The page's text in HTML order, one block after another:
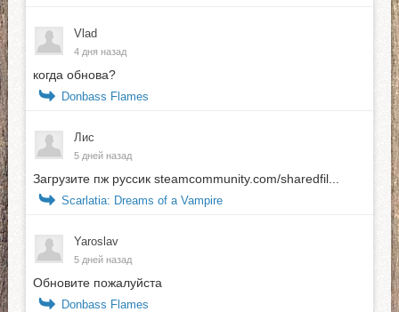
Vlad
4 дня назад
когда обнова?
Donbass Flames
Лис
5 дней назад
Загрузите пж руссик steamcommunity.com/sharedfil...
Scarlatia: Dreams of a Vampire
Yaroslav
5 дней назад
Обновите пожалуйста
Donbass Flames